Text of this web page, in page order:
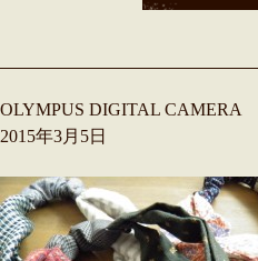
OLYMPUS DIGITAL CAMERA
2015年3月5日